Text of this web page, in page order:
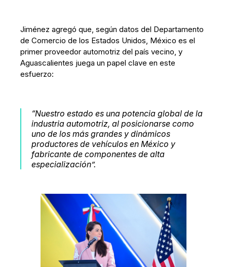
Jiménez agregó que, según datos del Departamento
de Comercio de los Estados Unidos, México es el
primer proveedor automotriz del país vecino, y
Aguascalientes juega un papel clave en este
esfuerzo:
“Nuestro estado es una potencia global de la
industria automotriz, al posicionarse como
uno de los más grandes y dinámicos
productores de vehículos en México y
fabricante de componentes de alta
especialización”.